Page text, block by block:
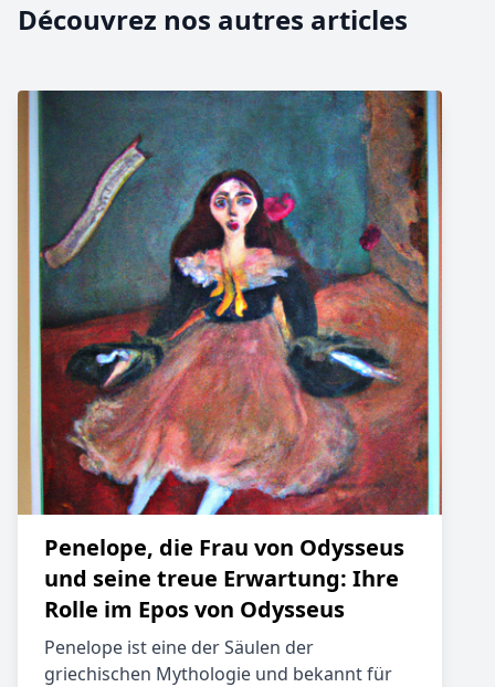
Découvrez nos autres articles
Penelope, die Frau von Odysseus
und seine treue Erwartung: Ihre
Rolle im Epos von Odysseus
Penelope ist eine der Säulen der
griechischen Mythologie und bekannt für